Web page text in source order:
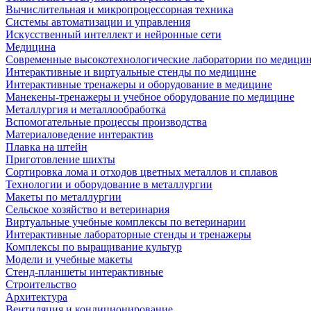
Вычислительная и микропроцессорная техника
Системы автоматизации и управления
Искусственный интеллект и нейронные сети
Медицина
Современные высокотехнологические лаборатории по
Интерактивные и виртуальные стенды по медицине
Интерактивные тренажеры и оборудование в медицине
Манекены-тренажеры и учебное оборудование по медицине
Металлургия и металлообработка
Вспомогательные процессы производства
Материаловедение интерактив
Плавка на штейн
Приготовление шихты
Сортировка лома и отходов цветных металлов и сплавов
Технологии и оборудование в металлургии
Макеты по металлургии
Сельское хозяйство и ветеринария
Виртуальные учебные комплексы по ветеринарии
Интерактивные лабораторные стенды и тренажеры
Комплексы по выращивание культур
Модели и учебные макеты
Стенд-планшеты интерактивные
Строительство
Архитектура